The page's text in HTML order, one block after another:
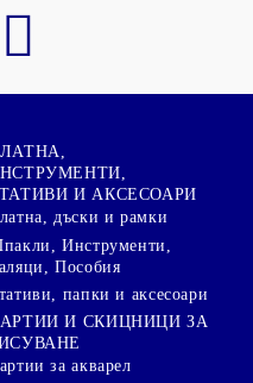
И АКСЕСОАРИ
дъски и рамки
Инструменти,
Пособия
папки и аксесоари
И СКИЦНИЦИ ЗА
за акварел